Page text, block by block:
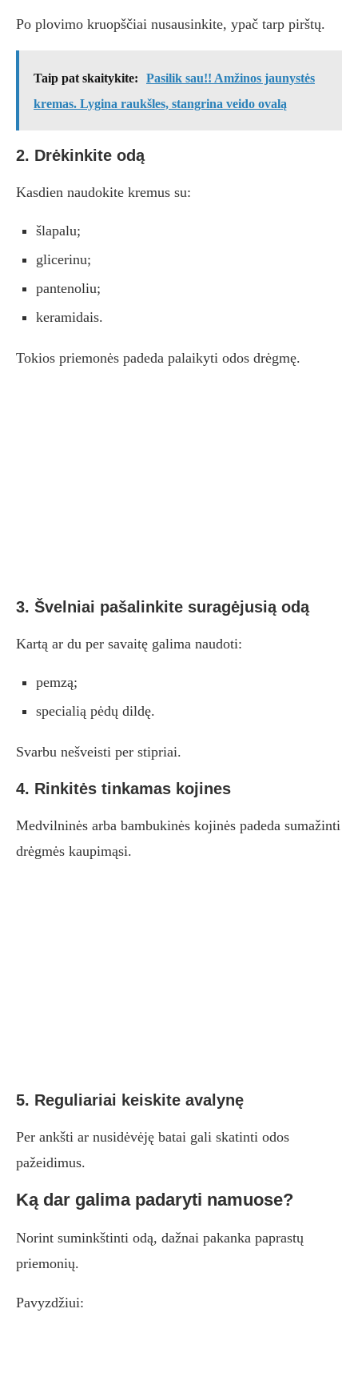
Po plovimo kruopščiai nusausinkite, ypač tarp pirštų.
Taip pat skaitykite:
Pasilik sau!! Amžinos jaunystės
kremas. Lygina raukšles, stangrina veido ovalą
2. Drėkinkite odą
Kasdien naudokite kremus su:
šlapalu;
glicerinu;
pantenoliu;
keramidais.
Tokios priemonės padeda palaikyti odos drėgmę.
3. Švelniai pašalinkite suragėjusią odą
Kartą ar du per savaitę galima naudoti:
pemzą;
specialią pėdų dildę.
Svarbu nešveisti per stipriai.
4. Rinkitės tinkamas kojines
Medvilninės arba bambukinės kojinės padeda sumažinti
drėgmės kaupimąsi.
5. Reguliariai keiskite avalynę
Per ankšti ar nusidėvėję batai gali skatinti odos
pažeidimus.
Ką dar galima padaryti namuose?
Norint suminkštinti odą, dažnai pakanka paprastų
priemonių.
Pavyzdžiui: